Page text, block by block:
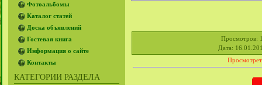
Фотоальбомы
Каталог статей
Доска объявлений
Гостевая книга
Информация о сайте
Контакты
КАТЕГОРИИ РАЗДЕЛА
Просмотров:
Дата: